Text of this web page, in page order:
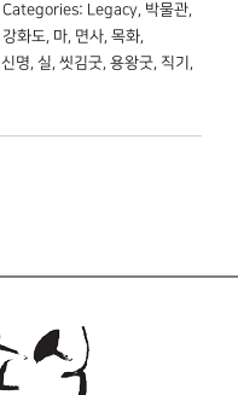
Categories: Legacy, 박물관,
강화도, 마, 면사, 목화,
신명, 실, 씻김굿, 용왕굿, 직기 ,